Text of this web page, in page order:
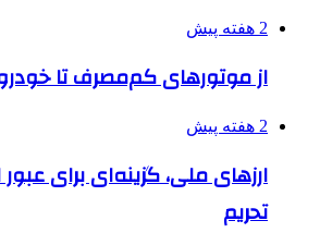
2 هفته پیش
از موتورهای کم‌مصرف تا
2 هفته پیش
ارزهای ملی، گزینه‌ای برای
تحریم